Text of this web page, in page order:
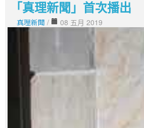
「真理新聞」首次播出
真理新聞 / 08 五月 2019